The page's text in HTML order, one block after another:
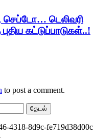
செப்டோ… டெலிவரி
கட்டுப்பாடுகள்..!
to post a comment.
தேடல்